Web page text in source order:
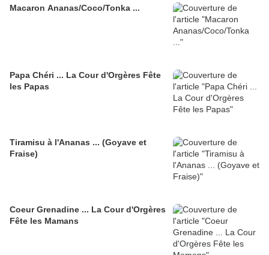
Macaron Ananas/Coco/Tonka ...
Papa Chéri ... La Cour d'Orgères Fête
les Papas
Tiramisu à l'Ananas ... (Goyave et
Fraise)
Coeur Grenadine ... La Cour d'Orgères
Fête les Mamans